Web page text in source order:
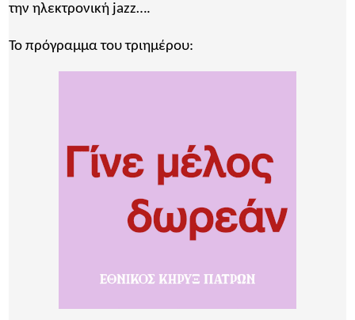
την ηλεκτρονική jazz….
Το πρόγραμμα του τριημέρου: